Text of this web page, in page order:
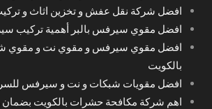
افضل شركة نقل عفش و تخزين اثاث و
افضل مقوي سيرفس بالبر أهمية تركيب
افضل مقوي سيرفس و مقوي نت و مقوي
بالكويت
افضل مقويات شبكات و نت و سيرفس
اهم شركة مكافحة حشرات بالكويت بضمان